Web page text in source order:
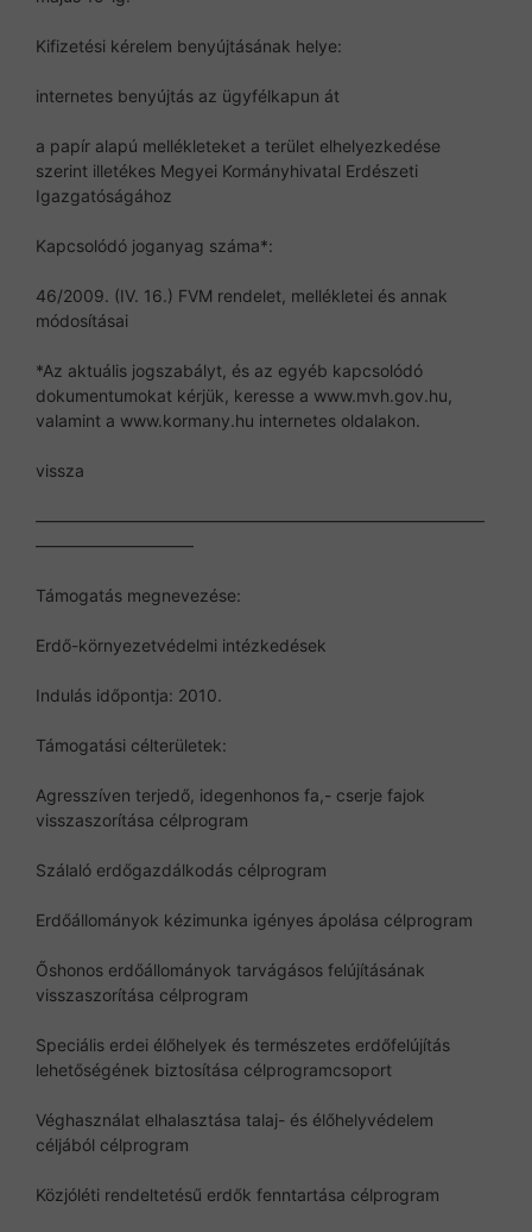
Kifizetési kérelem benyújtásának helye:
internetes benyújtás az ügyfélkapun át
a papír alapú mellékleteket a terület elhelyezkedése
szerint illetékes Megyei Kormányhivatal Erdészeti
Igazgatóságához
Kapcsolódó joganyag száma*:
46/2009. (IV. 16.) FVM rendelet, mellékletei és annak
módosításai
*Az aktuális jogszabályt, és az egyéb kapcsolódó
dokumentumokat kérjük, keresse a www.mvh.gov.hu,
valamint a www.kormany.hu internetes oldalakon.
vissza
———————————————————————————
—————————–
Támogatás megnevezése:
Erdő-környezetvédelmi intézkedések
Indulás időpontja: 2010.
Támogatási célterületek:
Agresszíven terjedő, idegenhonos fa,- cserje fajok
visszaszorítása célprogram
Szálaló erdőgazdálkodás célprogram
Erdőállományok kézimunka igényes ápolása célprogram
Őshonos erdőállományok tarvágásos felújításának
visszaszorítása célprogram
Speciális erdei élőhelyek és természetes erdőfelújítás
lehetőségének biztosítása célprogramcsoport
Véghasználat elhalasztása talaj- és élőhelyvédelem
céljából célprogram
Közjóléti rendeltetésű erdők fenntartása célprogram